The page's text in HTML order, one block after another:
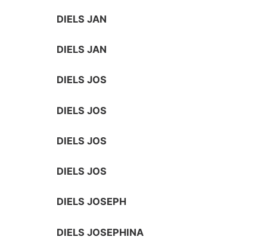
DIELS JAN
DIELS JAN
DIELS JOS
DIELS JOS
DIELS JOS
DIELS JOS
DIELS JOSEPH
DIELS JOSEPHINA